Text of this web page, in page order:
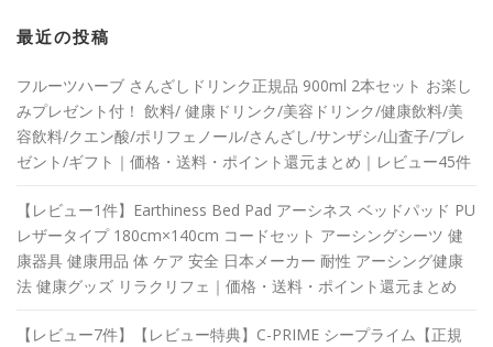
最近の投稿
フルーツハーブ さんざしドリンク正規品 900ml 2本セット お楽し
みプレゼント付！ 飲料/ 健康ドリンク/美容ドリンク/健康飲料/美
容飲料/クエン酸/ポリフェノール/さんざし/サンザシ/山査子/プレ
ゼント/ギフト｜価格・送料・ポイント還元まとめ｜レビュー45件
【レビュー1件】Earthiness Bed Pad アーシネス ベッドパッド PU
レザータイプ 180cm×140cm コードセット アーシングシーツ 健
康器具 健康用品 体 ケア 安全 日本メーカー 耐性 アーシング健康
法 健康グッズ リラクリフェ｜価格・送料・ポイント還元まとめ
【レビュー7件】【レビュー特典】C-PRIME シープライム【正規